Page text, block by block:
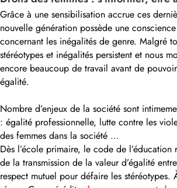
Grâce à une sensibilisation accrue ces
nouvelle génération possède une
concernant les inégalités de genre. Malgré
stéréotypes et inégalités persistent et nous
encore beaucoup de travail avant de
égalité.
Nombre d’enjeux de la société sont
: égalité professionnelle, lutte contre les
des femmes dans la société …
Dès l’école primaire, le code de l’éducation
de la transmission de la valeur d’égalité
respect mutuel pour défaire les stéréotypes.